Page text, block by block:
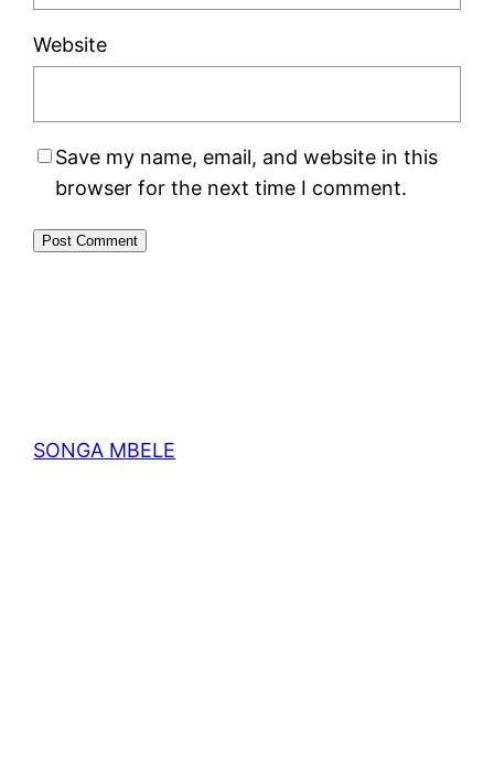
Website
Save my name, email, and website in this
browser for the next time I comment.
SONGA MBELE